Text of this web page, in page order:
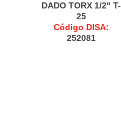
DADO TORX 1/2" T-
25
Código DISA:
252081